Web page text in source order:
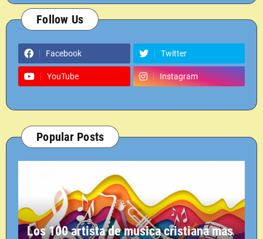
Follow Us
Facebook Twitter
YouTube Instagram
Popular Posts
Los 100 artista de musica cristiana mas